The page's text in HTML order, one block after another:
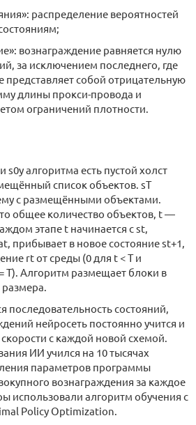
распределение вероятностей
вознаграждение равняется нулю
за исключением последнего, где
представляет собой отрицательную
длины прокси-провода и
ограничений плотности.
алгоритма есть пустой холст
список объектов. sT
с размещёнными объектами.
общее количество объектов, t —
этапе t начинается с st,
прибывает в новое состояние st+1,
rt от среды (0 для t < T и
T). Алгоритм размещает блоки в
последовательность состояний,
нейросеть постоянно учится и
с каждой новой схемой.
ИИ учился на 10 тысячах
параметров программы
вознаграждения за каждое
использовали алгоритм обучения с
Policy Optimization.